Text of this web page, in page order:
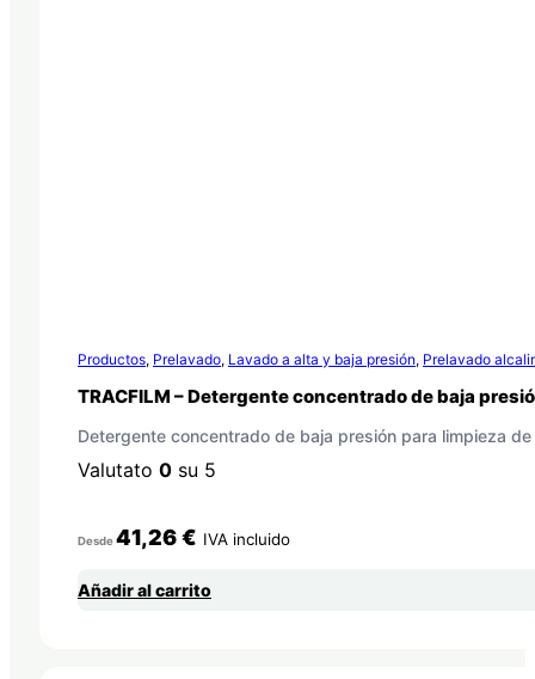
Productos, Prelavado, Lavado a alta y baja presión, Prelavado
TRACFILM – Detergente concentrado de baja
Detergente concentrado de baja presión para limpieza
Valutato 0 su 5
Desde41,26€ IVA incluido
Añadir al carrito